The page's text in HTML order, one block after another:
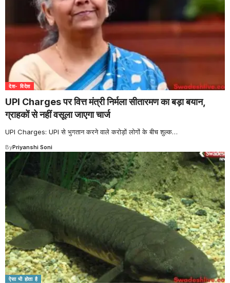
देश- विदेश
UPI Charges पर वित्त मंत्री निर्मला सीतारमण का बड़ा बयान,
ग्राहकों से नहीं वसूला जाएगा चार्ज
UPI Charges: UPI से भुगतान करने वाले करोड़ों लोगों के बीच शुल्क…
ByPriyanshi Soni
ऐसा भी होता है